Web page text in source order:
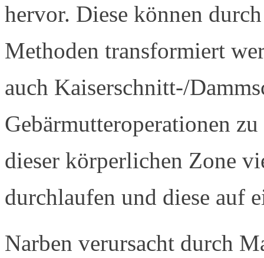
hervor. Diese können
Methoden transformiert
auch Kaiserschnitt-/
Gebärmutteroperationen
dieser körperlichen Zone
durchlaufen und diese auf
Narben verursacht durch